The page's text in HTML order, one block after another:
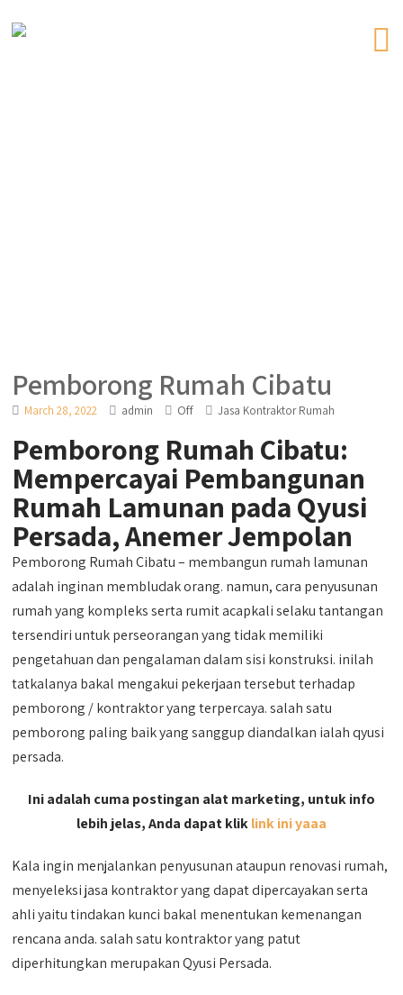
Pemborong Rumah Cibatu
March 28, 2022 admin Off Jasa Kontraktor Rumah
Pemborong Rumah Cibatu:
Mempercayai Pembangunan
Rumah Lamunan pada Qyusi
Persada, Anemer Jempolan
Pemborong Rumah Cibatu – membangun rumah lamunan
adalah inginan membludak orang. namun, cara penyusunan
rumah yang kompleks serta rumit acapkali selaku tantangan
tersendiri untuk perseorangan yang tidak memiliki
pengetahuan dan pengalaman dalam sisi konstruksi. inilah
tatkalanya bakal mengakui pekerjaan tersebut terhadap
pemborong / kontraktor yang terpercaya. salah satu
pemborong paling baik yang sanggup diandalkan ialah qyusi
persada.
Ini adalah cuma postingan alat marketing, untuk info
lebih jelas, Anda dapat kliklink ini yaaa
Kala ingin menjalankan penyusunan ataupun renovasi rumah,
menyeleksi jasa kontraktor yang dapat dipercayakan serta
ahli yaitu tindakan kunci bakal menentukan kemenangan
rencana anda. salah satu kontraktor yang patut
diperhitungkan merupakan Qyusi Persada.